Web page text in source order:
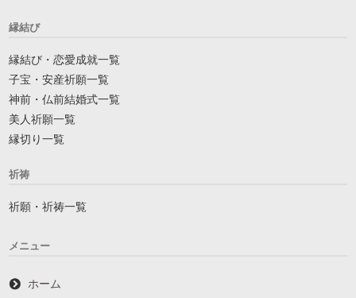
縁結び
縁結び・恋愛成就一覧
子宝・安産祈願一覧
神前・仏前結婚式一覧
美人祈願一覧
縁切り一覧
祈祷
祈願・祈祷一覧
メニュー
ホーム